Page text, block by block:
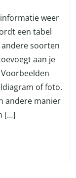
weer
een tabel
soorten
aan je
of foto.
andere manier
[…]